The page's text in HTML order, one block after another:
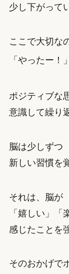
少し下がって
ここで大切な
「やったー！
ポジティブな
意識して繰り
脳は少しずつ
新しい習慣を
それは、脳が
「嬉しい」「
感じたことを
そのおかげで